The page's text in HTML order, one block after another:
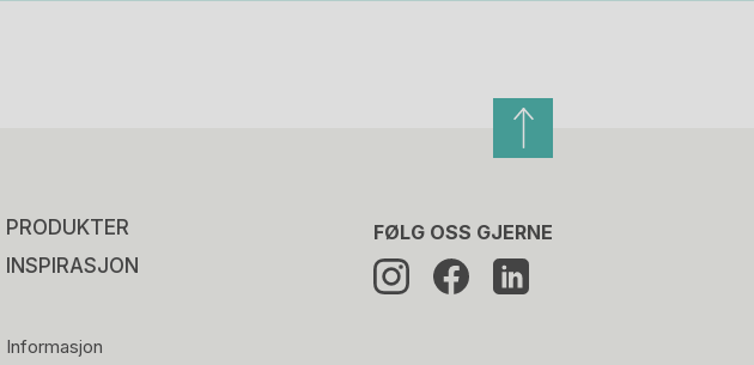
PRODUKTER
INSPIRASJON
Informasjon
FØLG OSS GJERNE